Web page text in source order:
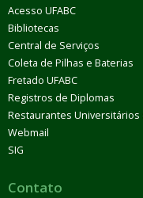
Acesso UFABC
Bibliotecas
Central de Serviços
Coleta de Pilhas e Baterias
Fretado UFABC
Registros de Diplomas
Restaurantes Universitários
Webmail
SIG
Contato